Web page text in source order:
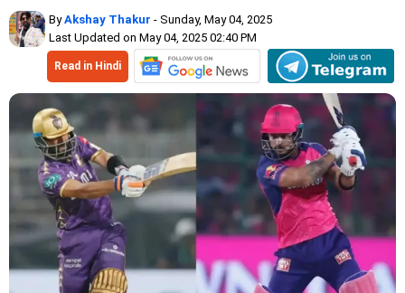
ByAkshay Thakur - Sunday, May 04, 2025
Last Updated on May 04, 2025 02:40 PM
Read in Hindi